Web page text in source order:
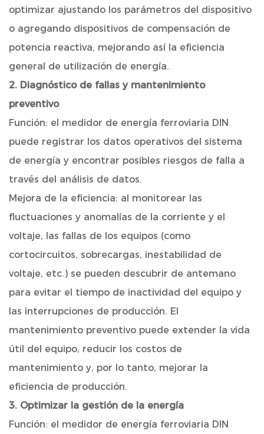
optimizar ajustando los parámetros del dispositivo
o agregando dispositivos de compensación de
potencia reactiva, mejorando así la eficiencia
general de utilización de energía.
2. Diagnóstico de fallas y mantenimiento
preventivo
Función: el medidor de energía ferroviaria DIN
puede registrar los datos operativos del sistema
de energía y encontrar posibles riesgos de falla a
través del análisis de datos.
Mejora de la eficiencia: al monitorear las
fluctuaciones y anomalías de la corriente y el
voltaje, las fallas de los equipos (como
cortocircuitos, sobrecargas, inestabilidad de
voltaje, etc.) se pueden descubrir de antemano
para evitar el tiempo de inactividad del equipo y
las interrupciones de producción. El
mantenimiento preventivo puede extender la vida
útil del equipo, reducir los costos de
mantenimiento y, por lo tanto, mejorar la
eficiencia de producción.
3. Optimizar la gestión de la energía
Función: el medidor de energía ferroviaria DIN